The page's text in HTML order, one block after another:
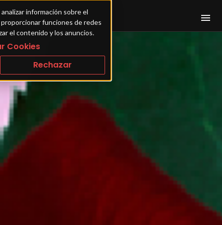
información sobre el
funciones de redes
el contenido y los anuncios.
Cookies
Rechazar